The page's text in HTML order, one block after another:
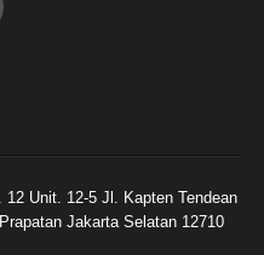
12 Unit. 12-5 Jl. Kapten Tendean
Jakarta Selatan 12710